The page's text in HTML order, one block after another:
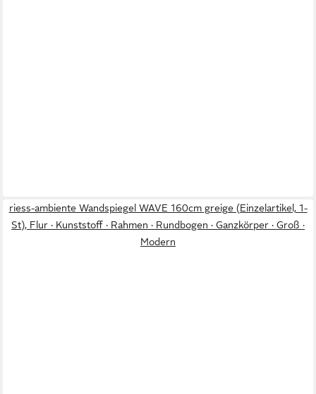
riess-ambiente Wandspiegel WAVE 160cm greige (Einzelartikel, 1-
St), Flur · Kunststoff · Rahmen · Rundbogen · Ganzkörper · Groß ·
Modern